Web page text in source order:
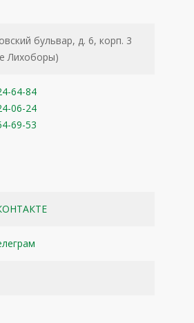
бульвар, д. 6, корп. 3
Лихоборы)
64-84
06-24
69-53